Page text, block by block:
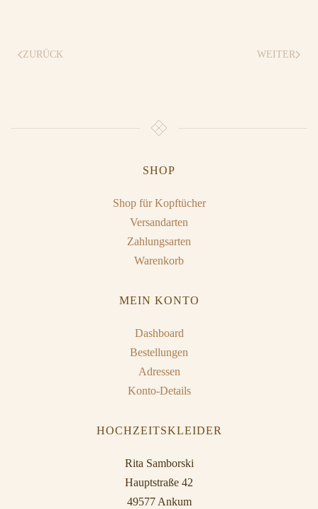
ZURÜCK WEITER
SHOP
Shop für Kopftücher
Versandarten
Zahlungsarten
Warenkorb
MEIN KONTO
Dashboard
Bestellungen
Adressen
Konto-Details
HOCHZEITSKLEIDER
Rita Samborski
Hauptstraße 42
49577 Ankum